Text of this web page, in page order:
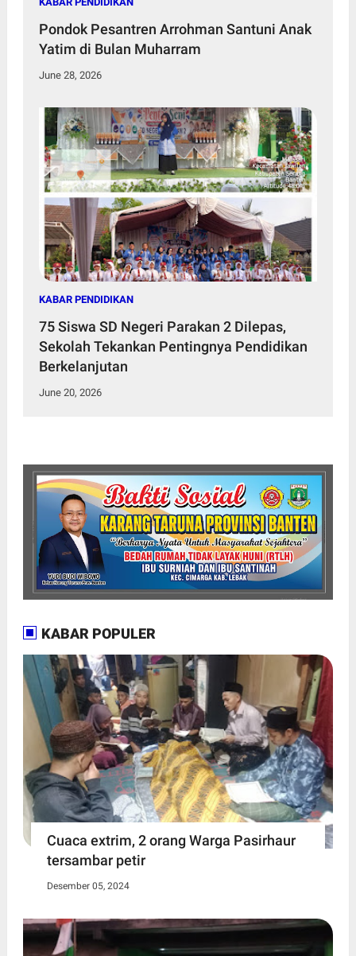
Pondok Pesantren Arrohman Santuni Anak
Yatim di Bulan Muharram
June 28, 2026
KABAR PENDIDIKAN
75 Siswa SD Negeri Parakan 2 Dilepas,
Sekolah Tekankan Pentingnya Pendidikan
Berkelanjutan
June 20, 2026
KABAR POPULER
Cuaca extrim, 2 orang Warga Pasirhaur
tersambar petir
Desember 05, 2024